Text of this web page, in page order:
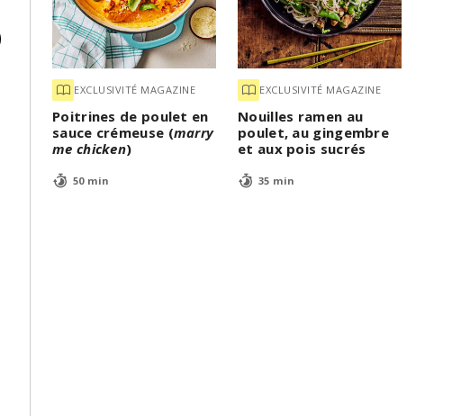
EXCLUSIVITÉ MAGAZINE
Poitrines de poulet en
sauce crémeuse (marry
me chicken)
50 min
EXCLUSIVITÉ MAGAZINE
Nouilles ramen au
poulet, au gingembre
et aux pois sucrés
35 min